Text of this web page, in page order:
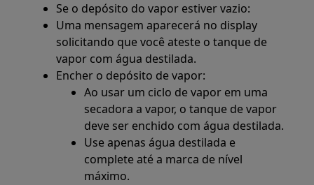
Se o depósito do vapor estiver vazio:
Uma mensagem aparecerá no display
solicitando que você ateste o tanque de
vapor com água destilada.
Encher o depósito de vapor:
Ao usar um ciclo de vapor em uma
secadora a vapor, o tanque de vapor
deve ser enchido com água destilada.
Use apenas água destilada e
complete até a marca de nível
máximo.